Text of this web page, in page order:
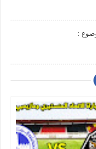
: